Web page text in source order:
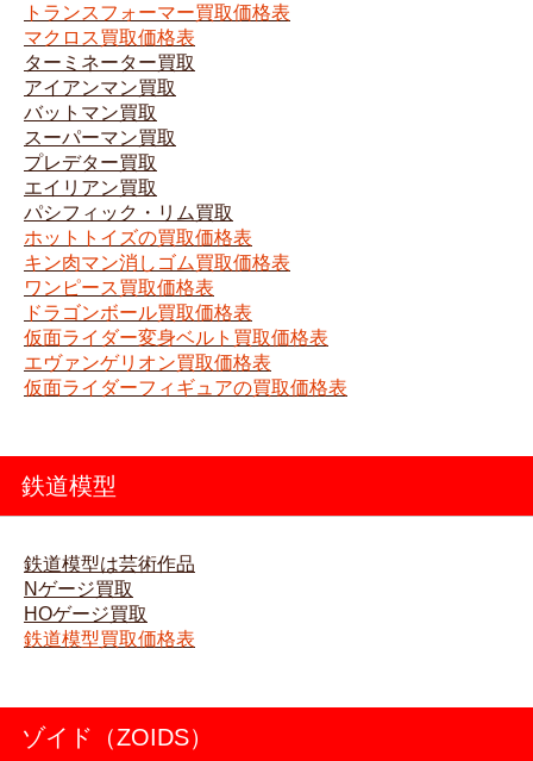
トランスフォーマー買取価格表
マクロス買取価格表
ターミネーター買取
アイアンマン買取
バットマン買取
スーパーマン買取
プレデター買取
エイリアン買取
パシフィック・リム買取
ホットトイズの買取価格表
キン肉マン消しゴム買取価格表
ワンピース買取価格表
ドラゴンボール買取価格表
仮面ライダー変身ベルト買取価格表
エヴァンゲリオン買取価格表
仮面ライダーフィギュアの買取価格表
鉄道模型
鉄道模型は芸術作品
Nゲージ買取
HOゲージ買取
鉄道模型買取価格表
ゾイド（ZOIDS）